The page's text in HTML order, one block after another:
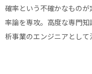
確率という不確かなもの
率論を専攻。高度な専門
析事業のエンジニアとして